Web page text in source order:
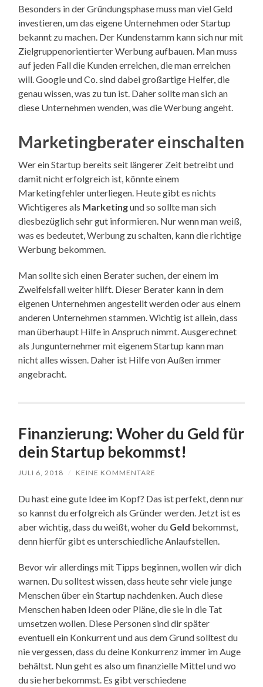
Besonders in der Gründungsphase muss man viel Geld
investieren, um das eigene Unternehmen oder Startup
bekannt zu machen. Der Kundenstamm kann sich nur mit
Zielgruppenorientierter Werbung aufbauen. Man muss
auf jeden Fall die Kunden erreichen, die man erreichen
will. Google und Co. sind dabei großartige Helfer, die
genau wissen, was zu tun ist. Daher sollte man sich an
diese Unternehmen wenden, was die Werbung angeht.
Marketingberater einschalten
Wer ein Startup bereits seit längerer Zeit betreibt und
damit nicht erfolgreich ist, könnte einem
Marketingfehler unterliegen. Heute gibt es nichts
Wichtigeres als Marketingund so sollte man sich
diesbezüglich sehr gut informieren. Nur wenn man weiß,
was es bedeutet, Werbung zu schalten, kann die richtige
Werbung bekommen.
Man sollte sich einen Berater suchen, der einem im
Zweifelsfall weiter hilft. Dieser Berater kann in dem
eigenen Unternehmen angestellt werden oder aus einem
anderen Unternehmen stammen. Wichtig ist allein, dass
man überhaupt Hilfe in Anspruch nimmt. Ausgerechnet
als Jungunternehmer mit eigenem Startup kann man
nicht alles wissen. Daher ist Hilfe von Außen immer
angebracht.
Finanzierung: Woher du Geld für
dein Startup bekommst!
JULI 6, 2018 / KEINE KOMMENTARE
Du hast eine gute Idee im Kopf? Das ist perfekt, denn nur
so kannst du erfolgreich als Gründer werden. Jetzt ist es
aber wichtig, dass du weißt, woher du Geld bekommst,
denn hierfür gibt es unterschiedliche Anlaufstellen.
Bevor wir allerdings mit Tipps beginnen, wollen wir dich
warnen. Du solltest wissen, dass heute sehr viele junge
Menschen über ein Startup nachdenken. Auch diese
Menschen haben Ideen oder Pläne, die sie in die Tat
umsetzen wollen. Diese Personen sind dir später
eventuell ein Konkurrent und aus dem Grund solltest du
nie vergessen, dass du deine Konkurrenz immer im Auge
behältst. Nun geht es also um finanzielle Mittel und wo
du sie herbekommst. Es gibt verschiedene